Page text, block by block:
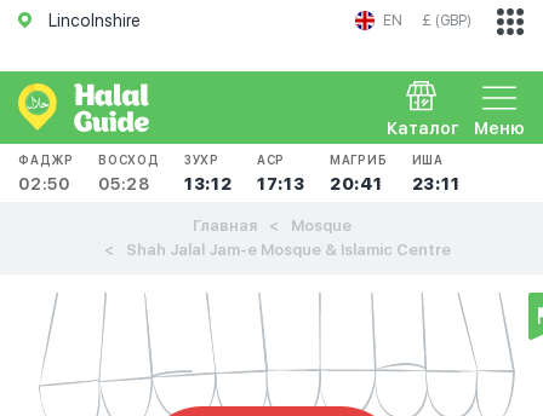
Lincolnshire EN £ (GBP)
Меню
Каталог
ФАДЖР
02:50
ВОСХОД
05:28
ЗУХР
13:12
АСР
17:13
МАГРИБ
20:41
ИША
23:11
Главная
Mosque
Shah Jalal Jam-e Mosque & Islamic Centre